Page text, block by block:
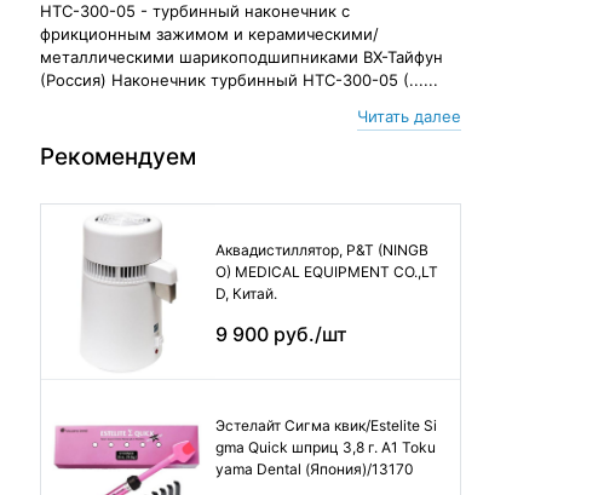
НТС-300-05 - турбинный наконечник с
фрикционным зажимом и керамическими/
металлическими шарикоподшипниками ВХ-Тайфун
(Россия) Наконечник турбинный НТС-300-05 (......
Читать далее
Рекомендуем
Аквадистиллятор, P&T (NINGB
O) MEDICAL EQUIPMENT CO.,LT
D, Китай.
9 900 руб./шт
Эстелайт Сигма квик/Estelite Si
gma Quick шприц 3,8 г. А1 Toku
yama Dental (Япония)/13170